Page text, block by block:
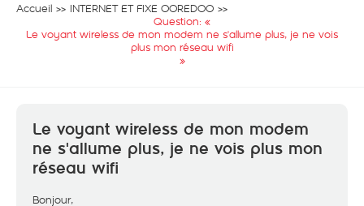
Accueil
INTERNET ET FIXE OOREDOO
Question: «
Le voyant wireless de mon modem ne s'allume plus, je ne vois
plus mon réseau wifi
»
Le voyant wireless de mon modem
ne s'allume plus, je ne vois plus mon
réseau wifi
Bonjour,